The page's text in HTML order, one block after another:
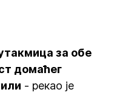
за обе
домаћег
- рекао је